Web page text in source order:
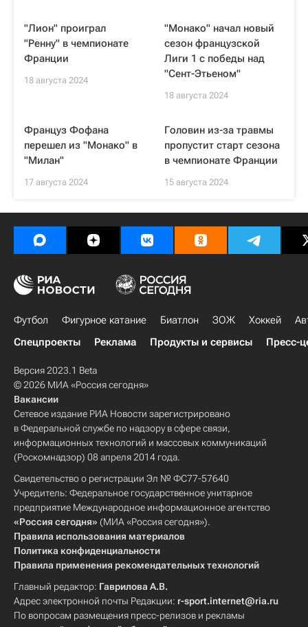
"Лион" проиграл
"Ренну" в чемпионате
Франции
18 августа 2024
"Монако" начал новый
сезон французской
Лиги 1 с победы над
"Сент-Этьеном"
18 августа 2024
Француз Фофана
перешел из "Монако" в
"Милан"
17 августа 2024
Головин из-за травмы
пропустит старт сезона
в чемпионате Франции
15 августа 2024
Футбол Фигурное катание Биатлон ЗОЖ Хоккей
Спецпроекты
Реклама Продукты и сервисы Пресс-
Версия 2023.1 Beta
© 2026 МИА «Россия сегодня»
Вакансии
Сетевое издание РИА Новости зарегистрировано
в Федеральной службе по надзору в сфере связи,
информационных технологий и массовых коммуникаций
(Роскомнадзор) 08 апреля 2014 года.
Свидетельство о регистрации Эл № ФС77-57640
Учредитель: Федеральное государственное унитарное
предприятие Международное информационное агентство
«Россия сегодня» (МИА «Россия сегодня»).
Правила использования материалов
Политика конфиденциальности
Правила применения рекомендательных технологий
Главный редактор: Гаврилова А.В.
Адрес электронной почты Редакции: r-sport.internet@ria.ru
По вопросам размещения пресс-релизов и рекламы